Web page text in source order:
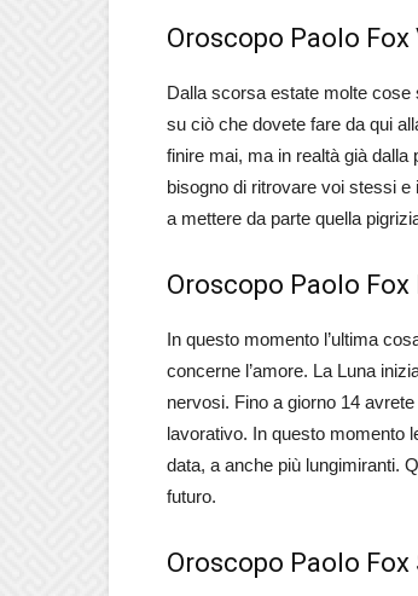
Oroscopo Paolo Fox
Dalla scorsa estate molte
su ciò che dovete fare da qui
finire mai, ma in realtà già
bisogno di ritrovare voi stessi e
a mettere da parte quella
Oroscopo Paolo
In questo momento l’ultima
concerne l’amore. La Luna
nervosi. Fino a giorno 14
lavorativo. In questo momento
data, a anche più lungimiranti.
futuro.
Oroscopo Paolo